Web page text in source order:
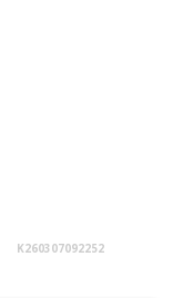
K260307092252